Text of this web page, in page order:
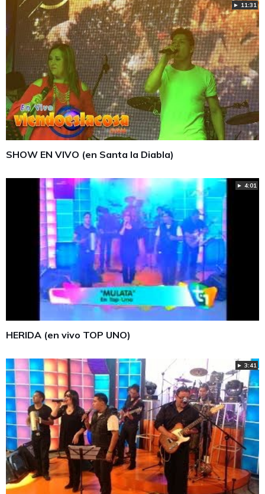
► 11:31
SHOW EN VIVO (en Santa la Diabla)
► 4:01
HERIDA (en vivo TOP UNO)
► 3:41